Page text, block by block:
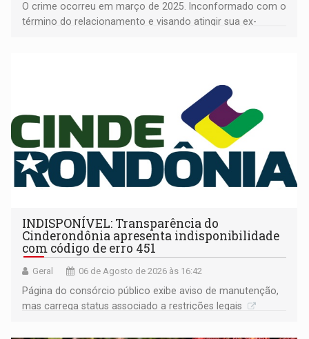
O crime ocorreu em março de 2025. Inconformado com o
término do relacionamento e visando atingir sua ex-
INDISPONÍVEL: Transparência do
Cinderondônia apresenta indisponibilidade
com código de erro 451
Geral 06 de Agosto de 2026 às 16:42
Página do consórcio público exibe aviso de manutenção,
mas carrega status associado a restrições legais